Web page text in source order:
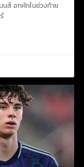
นส์ อกหักในช่วงท้าย